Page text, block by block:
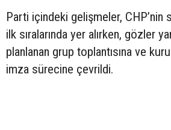
Parti içindeki gelişmeler, CHP’nin
ilk sıralarında yer alırken, gözler
planlanan grup toplantısına ve
imza sürecine çevrildi.